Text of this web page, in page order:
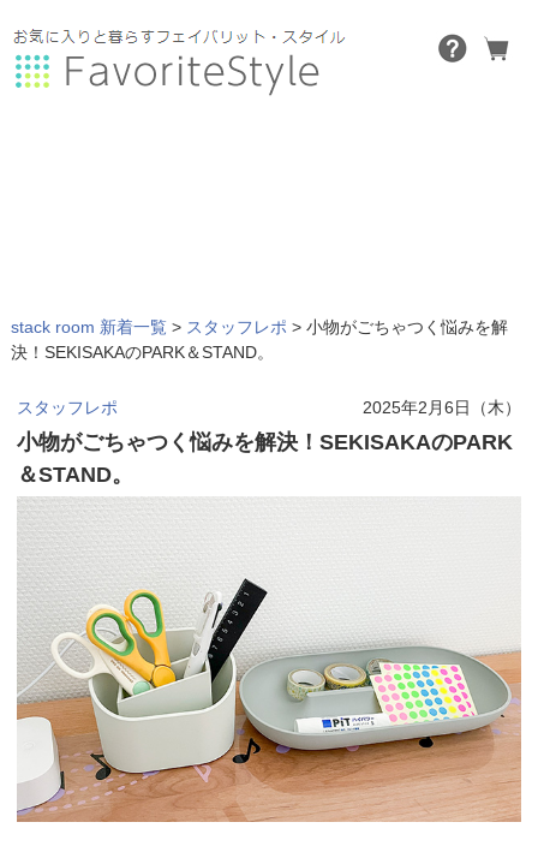
stack room 新着一覧> スタッフレポ > 小物がごちゃつく悩みを解
決！SEKISAKAのPARK＆STAND。
スタッフレポ 2025年2月6日（木）
小物がごちゃつく悩みを解決！SEKISAKAのPARK
＆STAND。